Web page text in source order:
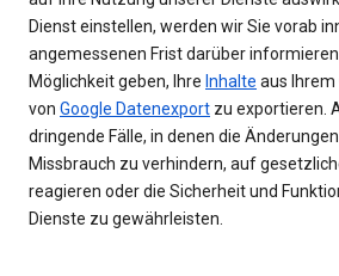
Dienst einstellen, werden wir Sie vorab
angemessenen Frist darüber
Möglichkeit geben, Ihre Inhalte aus
von Google Datenexport zu exportieren.
dringende Fälle, in denen die
Missbrauch zu verhindern, auf
reagieren oder die Sicherheit und
Dienste zu gewährleisten.